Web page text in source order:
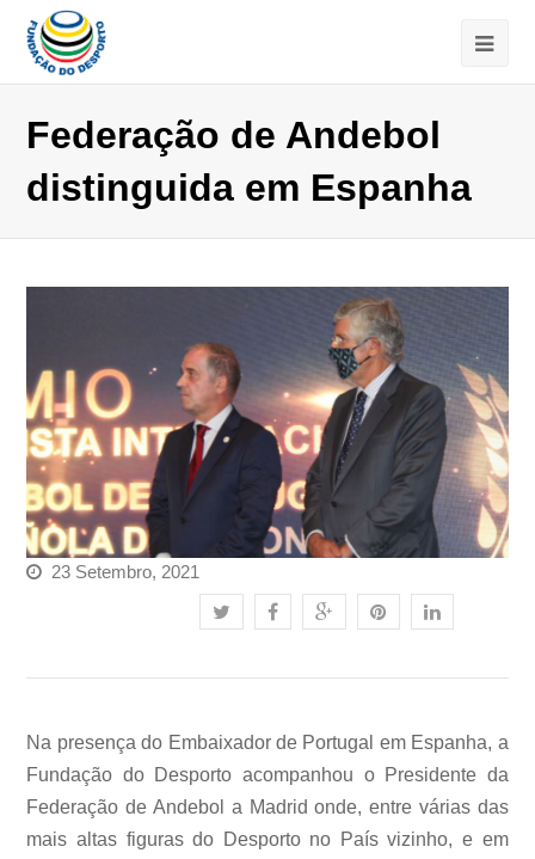
Federação de Andebol
distinguida em Espanha
23 Setembro, 2021
Na presença do Embaixador de Portugal em Espanha, a
Fundação do Desporto acompanhou o Presidente da
Federação de Andebol a Madrid onde, entre várias das
mais altas figuras do Desporto no País vizinho, e em